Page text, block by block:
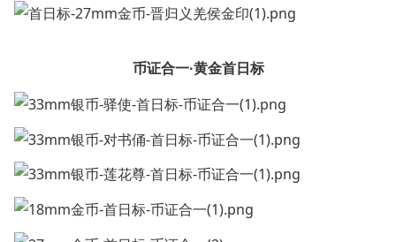
币证合一·黄金首日标